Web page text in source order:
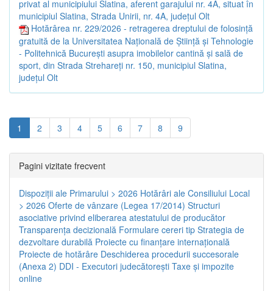
privat al municipiului Slatina, aferent garajului nr. 4A, situat în
municipiul Slatina, Strada Unirii, nr. 4A, județul Olt
Hotărârea nr. 229/2026 - retragerea dreptului de folosință
gratuită de la Universitatea Națională de Știință și Tehnologie
- Politehnică București asupra imobilelor cantină și sală de
sport, din Strada Strehareți nr. 150, municipiul Slatina,
județul Olt
1 2 3 4 5 6 7 8 9
Pagini vizitate frecvent
Dispoziţii ale Primarului > 2026 Hotărâri ale Consiliului Local
> 2026 Oferte de vânzare (Legea 17/2014) Structuri
asociative privind eliberarea atestatului de producător
Transparenţa decizională Formulare cereri tip Strategia de
dezvoltare durabilă Proiecte cu finanţare internaţională
Proiecte de hotărâre Deschiderea procedurii succesorale
(Anexa 2) DDI - Executori judecătorești Taxe şi impozite
online